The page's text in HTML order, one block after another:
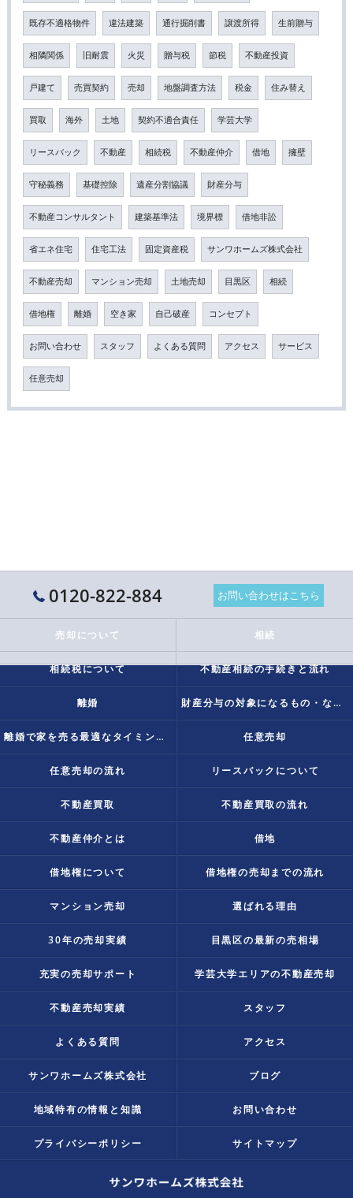
既存不適格物件 違法建築 通行掘削書 譲渡所得 生前贈与
相隣関係 旧耐震 火災 贈与税 節税 不動産投資
戸建て 売買契約 売却 地盤調査方法 税金 住み替え
買取 海外 土地 契約不適合責任 学芸大学
リースバック 不動産 相続税 不動産仲介 借地 擁壁
守秘義務 基礎控除 遺産分割協議 財産分与
不動産コンサルタント 建築基準法 境界標 借地非訟
省エネ住宅 住宅工法 固定資産税 サンワホームズ株式会社
不動産売却 マンション売却 土地売却 目黒区 相続
借地権 離婚 空き家 自己破産 コンセプト
お問い合わせ スタッフ よくある質問 アクセス サービス
任意売却
0120-822-884 お問い合わせはこちら
売却について 相続
相続税について 不動産相続の手続きと流れ
離婚 財産分与の対象になるもの・ならないものとは？
離婚で家を売る最適なタイミングは？ 任意売却
任意売却の流れ リースバックについて
不動産買取 不動産買取の流れ
不動産仲介とは 借地
借地権について 借地権の売却までの流れ
マンション売却 選ばれる理由
30年の売却実績 目黒区の最新の売相場
充実の売却サポート 学芸大学エリアの不動産売却
不動産売却実績 スタッフ
よくある質問 アクセス
サンワホームズ株式会社 ブログ
地域特有の情報と知識 お問い合わせ
プライバシーポリシー サイトマップ